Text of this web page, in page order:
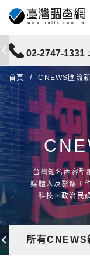
02-2747-1331
首頁 CNEWS匯流
台灣知名內容
媒體人及影像工
科技、政治民
所有CNEWS